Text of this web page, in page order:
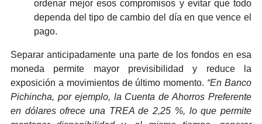
ordenar mejor esos compromisos y evitar que todo
dependa del tipo de cambio del día en que vence el
pago.
Separar anticipadamente una parte de los fondos en esa
moneda permite mayor previsibilidad y reduce la
exposición a movimientos de último momento. “En Banco
Pichincha, por ejemplo, la Cuenta de Ahorros Preferente
en dólares ofrece una TREA de 2,25 %, lo que permite